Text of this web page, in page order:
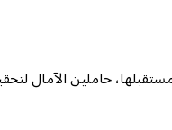
حاملين الآمال